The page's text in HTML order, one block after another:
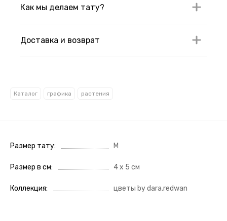
Как мы делаем тату?
Доставка и возврат
Каталог графика растения
Размер тату M
Размер в см 4 х 5 см
Коллекция цветы by dara.redwan